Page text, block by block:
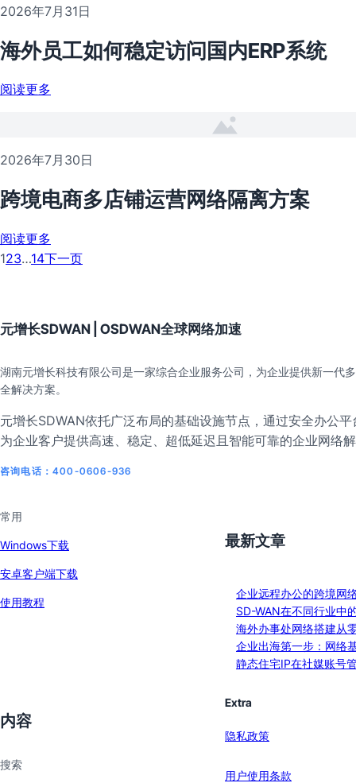
2026年7月31日
海外员工如何稳定访问国内ERP系统
阅读更多
2026年7月30日
跨境电商多店铺运营网络隔离方案
阅读更多
123…14下一页
元增长SDWAN | OSDWAN全球网络加速
湖南元增长科技有限公司是一家综合企业服务公司，为企业提供新一代
全解决方案。
元增长SDWAN依托广泛布局的基础设施节点，通过安全办公
为企业客户提供高速、稳定、超低延迟且智能可靠的企业网络
咨询电话：400-0606-936
常用
Windows下载
安卓客户端下载
使用教程
最新文章
企业远程办公的跨境网
SD-WAN在不同行业中
海外办事处网络搭建从
企业出海第一步：网络
静态住宅IP在社媒账号
内容
搜索
Extra
隐私政策
用户使用条款